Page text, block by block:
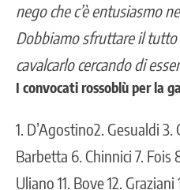
nego che c’è entusiasmo
Dobbiamo sfruttare il
cavalcarlo cercando di
I convocati rossoblù per la
1. D’Agostino2. Gesualdi
Barbetta 6. Chinnici 7. Fois
Uliano 11. Bove 12.